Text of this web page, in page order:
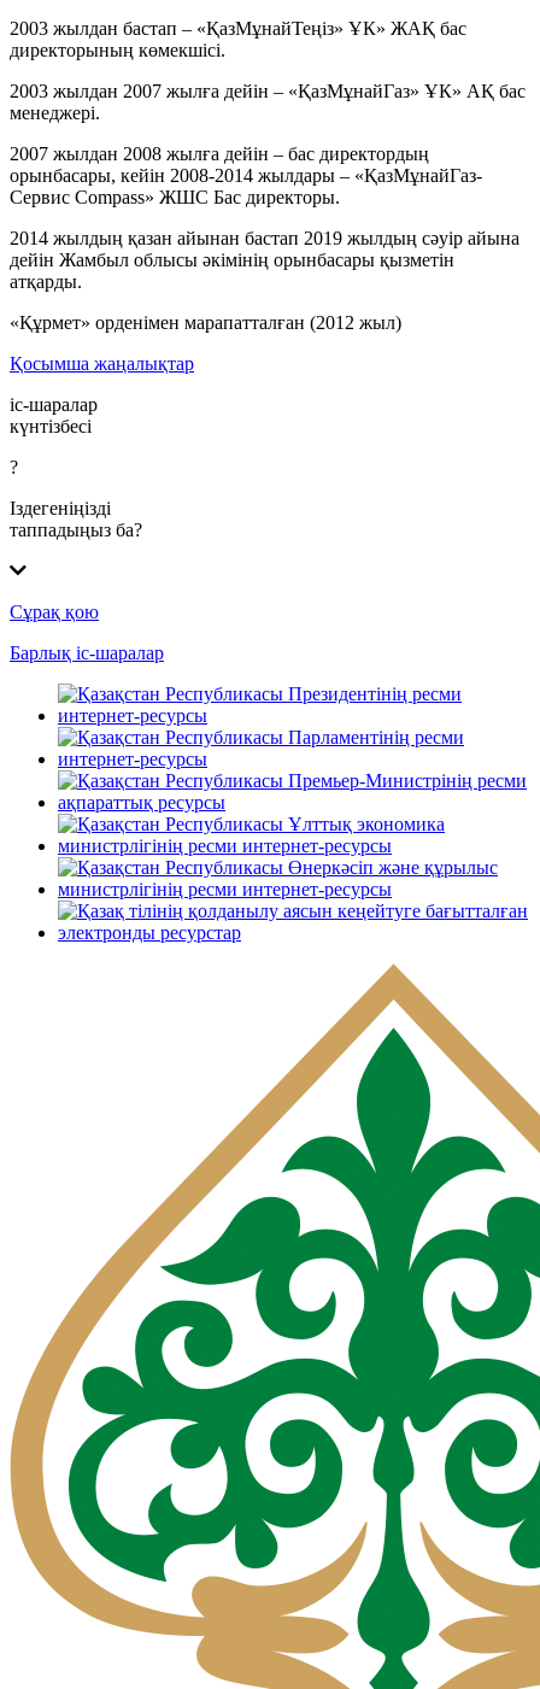
2003 жылдан бастап – «ҚазМұнайТеңіз» ҰК» ЖАҚ бас
директорының көмекшісі.
2003 жылдан 2007 жылға дейін – «ҚазМұнайГаз» ҰК» АҚ бас
менеджері.
2007 жылдан 2008 жылға дейін – бас директордың
орынбасары, кейін 2008-2014 жылдары – «ҚазМұнайГаз-
Сервис Compass» ЖШС Бас директоры.
2014 жылдың қазан айынан бастап 2019 жылдың сәуір айына
дейін Жамбыл облысы әкімінің орынбасары қызметін
атқарды.
«Құрмет» орденімен марапатталған (2012 жыл)
Қосымша жаңалықтар
іс-шаралар
күнтізбесі
?
Іздегеніңізді
таппадыңыз ба?
Сұрақ қою
Барлық іс-шаралар